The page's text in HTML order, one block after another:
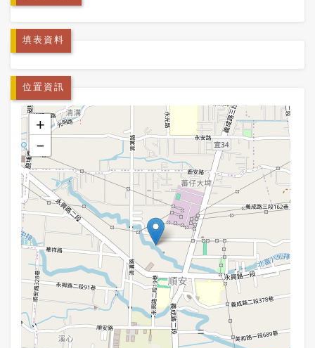
填表資料
位置資訊
+
−